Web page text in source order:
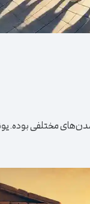
مختلفی بوده.